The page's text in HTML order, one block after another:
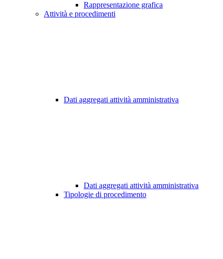
Rappresentazione grafica
Attività e procedimenti
Dati aggregati attività amministrativa
Dati aggregati attività amministrativa
Tipologie di procedimento